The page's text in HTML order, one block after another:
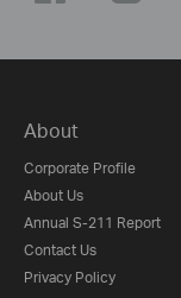
About
Corporate Profile
About Us
Annual S-211 Report
Contact Us
Privacy Policy